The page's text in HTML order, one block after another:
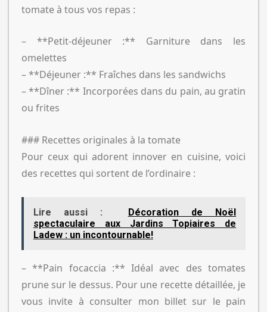
tomate à tous vos repas :
– **Petit-déjeuner :** Garniture dans les
omelettes
– **Déjeuner :** Fraîches dans les sandwichs
– **Dîner :** Incorporées dans du pain, au gratin
ou frites
### Recettes originales à la tomate
Pour ceux qui adorent innover en cuisine, voici
des recettes qui sortent de l’ordinaire :
Lire aussi :
Décoration de Noël
spectaculaire aux Jardins Topiaires de
Ladew : un incontournable!
– **Pain focaccia :** Idéal avec des tomates
prune sur le dessus. Pour une recette détaillée, je
vous invite à consulter mon billet sur le pain